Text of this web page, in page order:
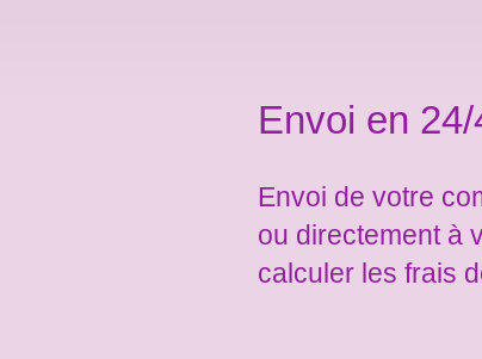
Envoi en
Envoi de votre
ou directement à
calculer les frais